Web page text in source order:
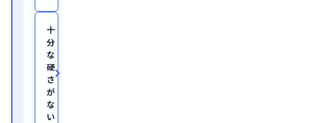
十
分
な
硬
さ
が
な
い